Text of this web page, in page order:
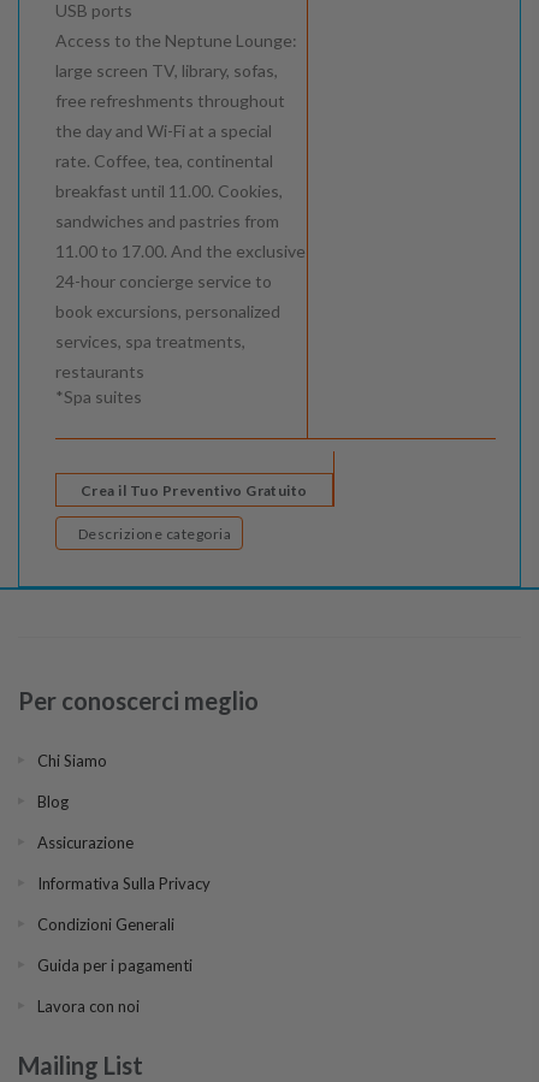
USB ports
Access to the Neptune Lounge:
large screen TV, library, sofas,
free refreshments throughout
the day and Wi-Fi at a special
rate. Coffee, tea, continental
breakfast until 11.00. Cookies,
sandwiches and pastries from
11.00 to 17.00. And the exclusive
24-hour concierge service to
book excursions, personalized
services, spa treatments,
restaurants
*Spa suites
Crea il Tuo Preventivo Gratuito
Descrizione categoria
Per conoscerci meglio
Chi Siamo
Blog
Assicurazione
Informativa Sulla Privacy
Condizioni Generali
Guida per i pagamenti
Lavora con noi
Mailing List